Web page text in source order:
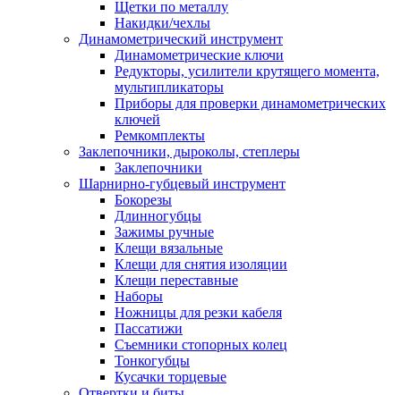
Щетки по металлу
Накидки/чехлы
Динамометрический инструмент
Динамометрические ключи
Редукторы, усилители крутящего момента,
мультипликаторы
Приборы для проверки динамометрических
ключей
Ремкомплекты
Заклепочники, дыроколы, степлеры
Заклепочники
Шарнирно-губцевый инструмент
Бокорезы
Длинногубцы
Зажимы ручные
Клещи вязальные
Клещи для снятия изоляции
Клещи переставные
Наборы
Ножницы для резки кабеля
Пассатижи
Съемники стопорных колец
Тонкогубцы
Кусачки торцевые